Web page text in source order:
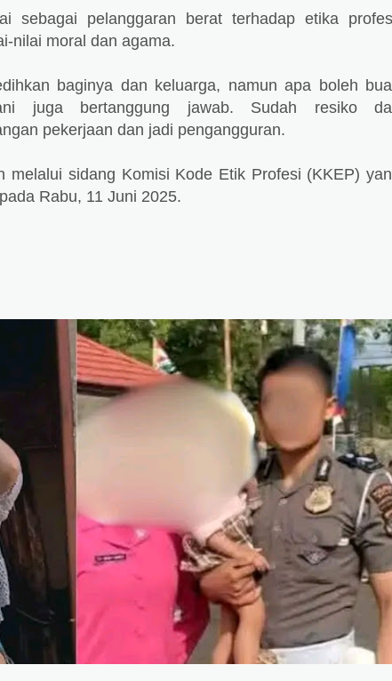
sebagai pelanggaran berat terhadap etika
nilai moral dan agama.
baginya dan keluarga, namun apa boleh
juga bertanggung jawab. Sudah resiko
pekerjaan dan jadi pengangguran.
melalui sidang Komisi Kode Etik Profesi (KKEP)
Rabu, 11 Juni 2025.